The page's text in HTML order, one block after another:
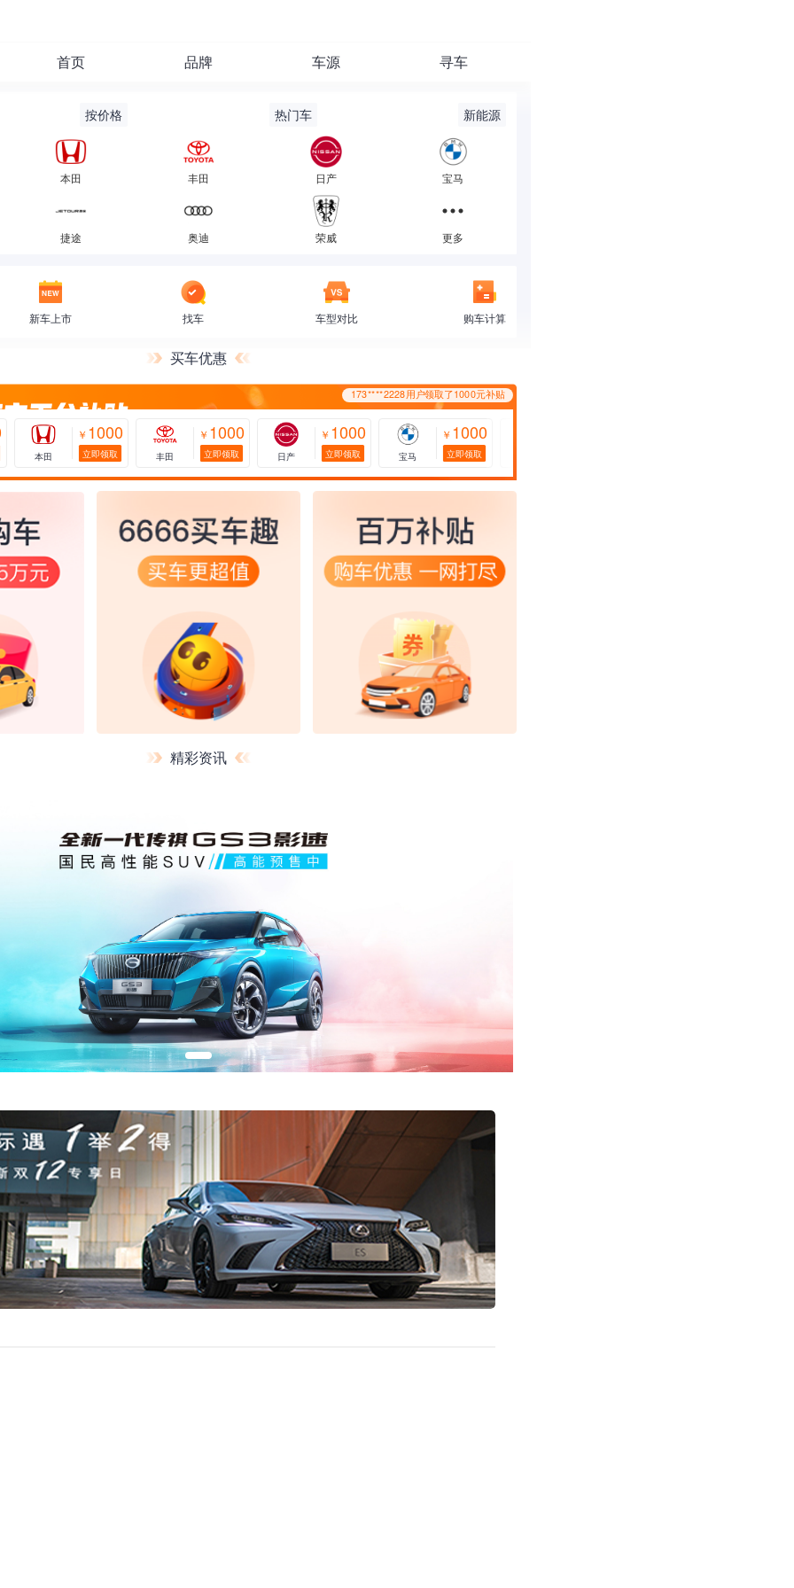
首页 品牌 车源 寻车
按价格 热门车 新能源
本田 丰田 日产 宝马
捷途 奥迪 荣威 更多
新车上市 找车 车型对比 购车计算
买车优惠
173****2228用户领取了1000元补贴
173****2228用户领取了1000元补贴
173****2228用户领取了1000元补贴
本田
￥ 1000
立即领取 丰田
￥ 1000
立即领取 日产
￥ 1000
立即领取 宝马
￥ 1000
立即领取
精彩资讯